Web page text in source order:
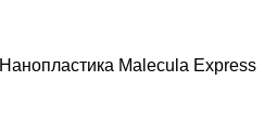
Нанопластика Malecula Express